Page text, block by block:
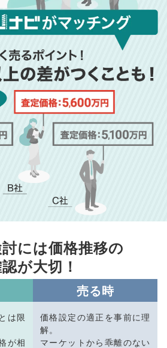
には価格推移の
が大切！
は限
が相
売る時
価格設定の適正を事前に理
解。
マーケットから乖離のない